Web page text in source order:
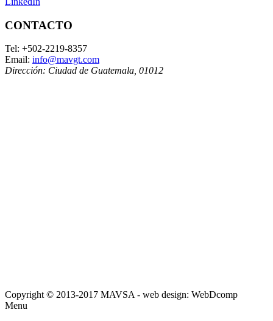
CONTACTO
Tel: +502-2219-8357
Email: info@mavgt.com
Dirección: Ciudad de Guatemala 01012
Copyright © 2013-2017 MAVSA - web design: WebDcomp
Menu